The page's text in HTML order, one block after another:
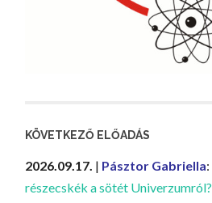
KÖVETKEZŐ ELŐADÁS
2026.09.17. | Pásztor Gabriella:
részecskék a sötét Univerzumról?